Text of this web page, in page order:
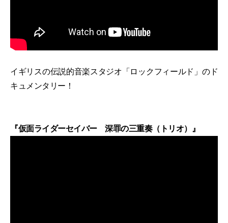
イギリスの伝説的音楽スタジオ「ロックフィールド」のド
キュメンタリー！
『仮面ライダーセイバー 深罪の三重奏（トリオ）』